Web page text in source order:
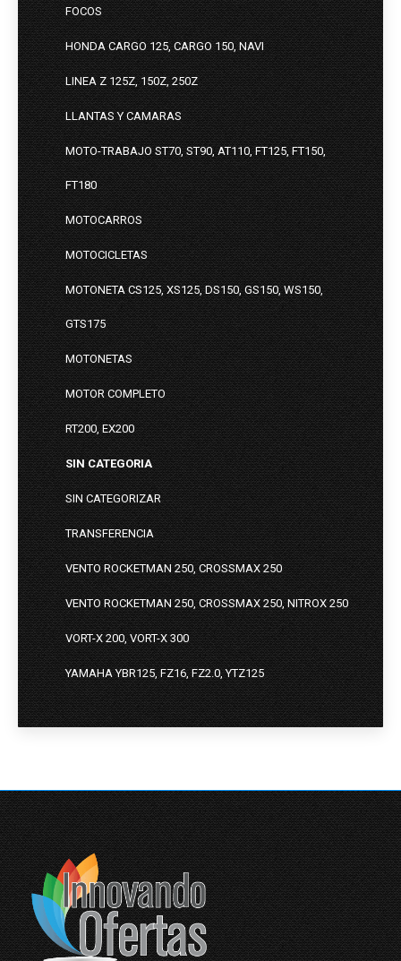
FOCOS
HONDA CARGO 125, CARGO 150, NAVI
LINEA Z 125Z, 150Z, 250Z
LLANTAS Y CAMARAS
MOTO-TRABAJO ST70, ST90, AT110, FT125, FT150,
FT180
MOTOCARROS
MOTOCICLETAS
MOTONETA CS125, XS125, DS150, GS150, WS150,
GTS175
MOTONETAS
MOTOR COMPLETO
RT200, EX200
SIN CATEGORIA
SIN CATEGORIZAR
TRANSFERENCIA
VENTO ROCKETMAN 250, CROSSMAX 250
VENTO ROCKETMAN 250, CROSSMAX 250, NITROX 250
VORT-X 200, VORT-X 300
YAMAHA YBR125, FZ16, FZ2.0, YTZ125